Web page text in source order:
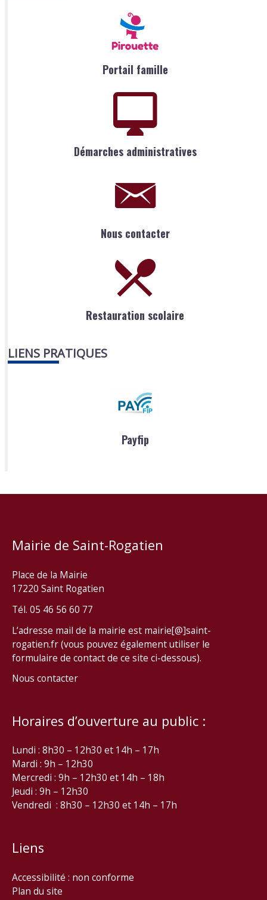
Portail famille
Démarches administratives
Nous contacter
Restauration scolaire
LIENS PRATIQUES
Payfip
Mairie de Saint-Rogatien
Place de la Mairie
17220 Saint Rogatien
Tél. 05 46 56 60 77
L’adresse mail de la mairie est mairie[@]saint-
rogatien.fr (vous pouvez également utiliser le
formulaire de contact de ce site ci-dessous).
Nous contacter
Horaires d’ouverture au public :
Lundi : 8h30 – 12h30 et 14h – 17h
Mardi : 9h – 12h30
Mercredi : 9h – 12h30 et 14h – 18h
Jeudi : 9h – 12h30
Vendredi : 8h30 – 12h30 et 14h – 17h
Liens
Accessibilité : non conforme
Plan du site